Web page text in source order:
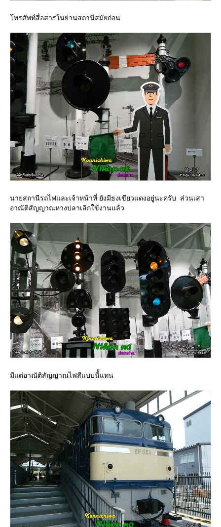
ทรศัพท์สื่อสารในย่านสถานีสมัยก่อน
นายสถานีรถไฟและเจ้าหน้าที่ ยังมีธงเขียวแดงอยู่นะครับ ส่วนเสา
อาณัติสัญญาณหางปลาเลิกใข้งานแล้ว
มีแต่อาณัติสัญญาณไฟสีแบบนี้้แทน